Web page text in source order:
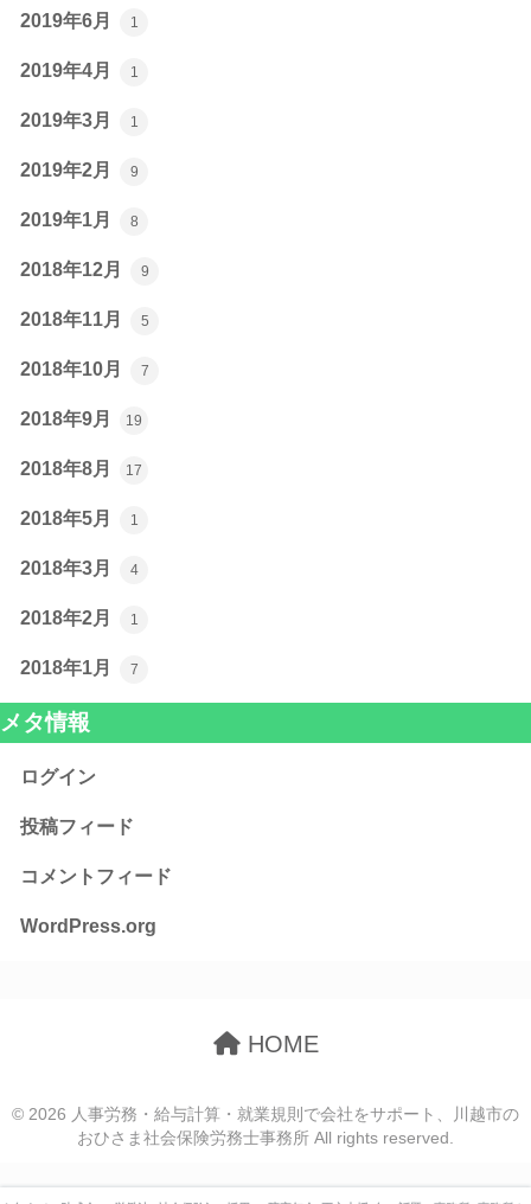
2019年6月 1
2019年4月 1
2019年3月 1
2019年2月 9
2019年1月 8
2018年12月 9
2018年11月 5
2018年10月 7
2018年9月 19
2018年8月 17
2018年5月 1
2018年3月 4
2018年2月 1
2018年1月 7
メタ情報
ログイン
投稿フィード
コメントフィード
WordPress.org
HOME
© 2026 人事労務・給与計算・就業規則で会社をサポート、川越市の
おひさま社会保険労務士事務所 All rights reserved.